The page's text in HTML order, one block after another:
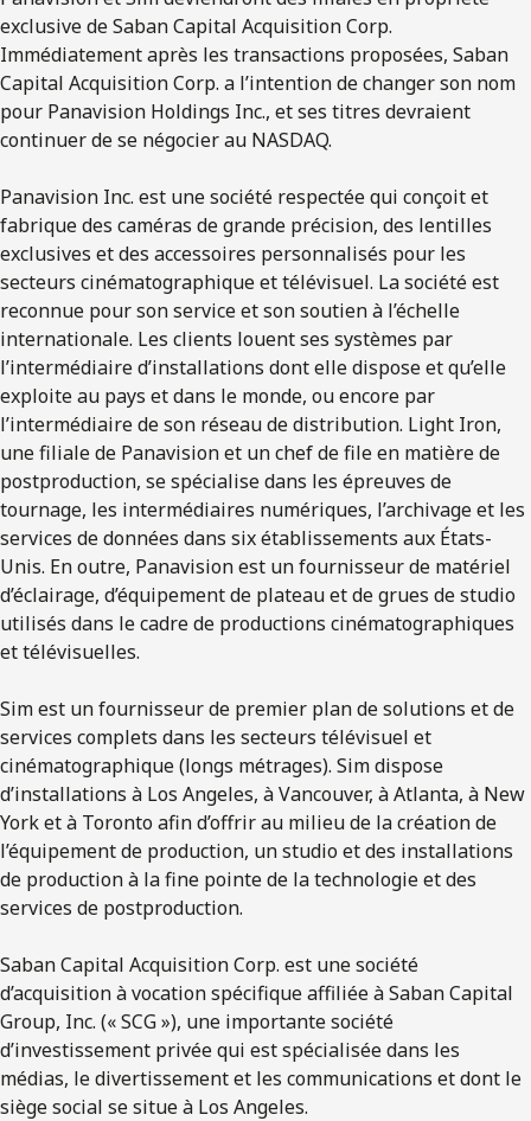
exclusive de Saban Capital Acquisition Corp.
Immédiatement après les transactions proposées, Saban
Capital Acquisition Corp. a l’intention de changer son nom
pour Panavision Holdings Inc., et ses titres devraient
continuer de se négocier au NASDAQ.
Panavision Inc. est une société respectée qui conçoit et
fabrique des caméras de grande précision, des lentilles
exclusives et des accessoires personnalisés pour les
secteurs cinématographique et télévisuel. La société est
reconnue pour son service et son soutien à l’échelle
internationale. Les clients louent ses systèmes par
l’intermédiaire d’installations dont elle dispose et qu’elle
exploite au pays et dans le monde, ou encore par
l’intermédiaire de son réseau de distribution. Light Iron,
une filiale de Panavision et un chef de file en matière de
postproduction, se spécialise dans les épreuves de
tournage, les intermédiaires numériques, l’archivage et les
services de données dans six établissements aux États-
Unis. En outre, Panavision est un fournisseur de matériel
d’éclairage, d’équipement de plateau et de grues de studio
utilisés dans le cadre de productions cinématographiques
et télévisuelles.
Sim est un fournisseur de premier plan de solutions et de
services complets dans les secteurs télévisuel et
cinématographique (longs métrages). Sim dispose
d’installations à Los Angeles, à Vancouver, à Atlanta, à New
York et à Toronto afin d’offrir au milieu de la création de
l’équipement de production, un studio et des installations
de production à la fine pointe de la technologie et des
services de postproduction.
Saban Capital Acquisition Corp. est une société
d’acquisition à vocation spécifique affiliée à Saban Capital
Group, Inc. (« SCG »), une importante société
d’investissement privée qui est spécialisée dans les
médias, le divertissement et les communications et dont le
siège social se situe à Los Angeles.